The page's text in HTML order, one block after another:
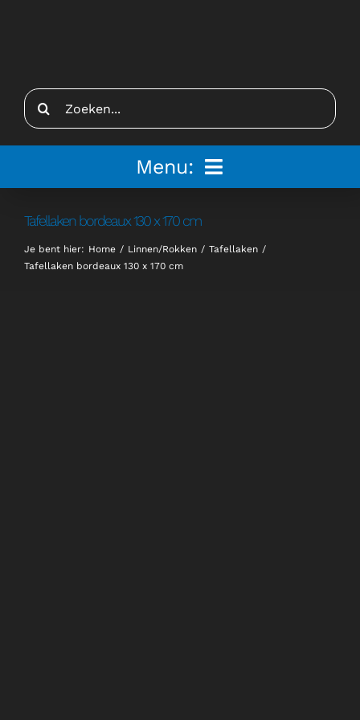
Zoeken
naar:
Menu:
Tenten
Tafellaken bordeaux 130 x 170 cm
Je bent hier: Home Linnen/Rokken
Tafellaken
Tafellaken bordeaux 130 x 170 cm